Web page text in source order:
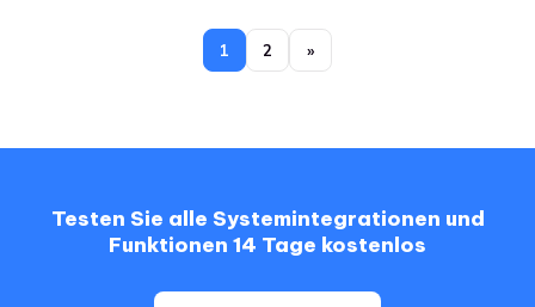
1 2 »
Testen Sie alle Systemintegrationen und
Funktionen 14 Tage kostenlos